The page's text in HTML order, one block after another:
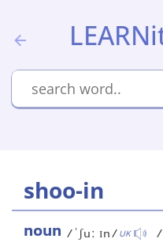
shoo-in
noun /ˈʃuː ɪn/UK /